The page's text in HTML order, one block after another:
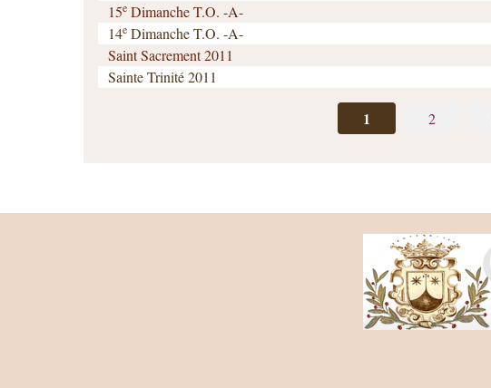
15e Dimanche T.O. -A-
14e Dimanche T.O. -A-
Saint Sacrement 2011
Sainte Trinité 2011
1 2